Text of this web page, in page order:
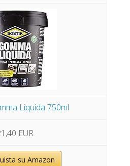
Liquida 750ml
EUR
su Amazon